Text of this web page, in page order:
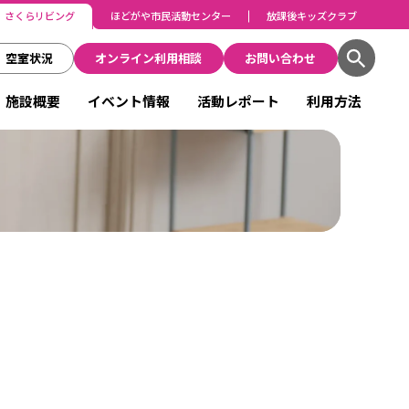
さくらリビング ほどがや市民活動センター 放課後キッズクラブ
空室状況 オンライン利用相談 お問い合わせ
施設概要 イベント情報 活動レポート 利用方法